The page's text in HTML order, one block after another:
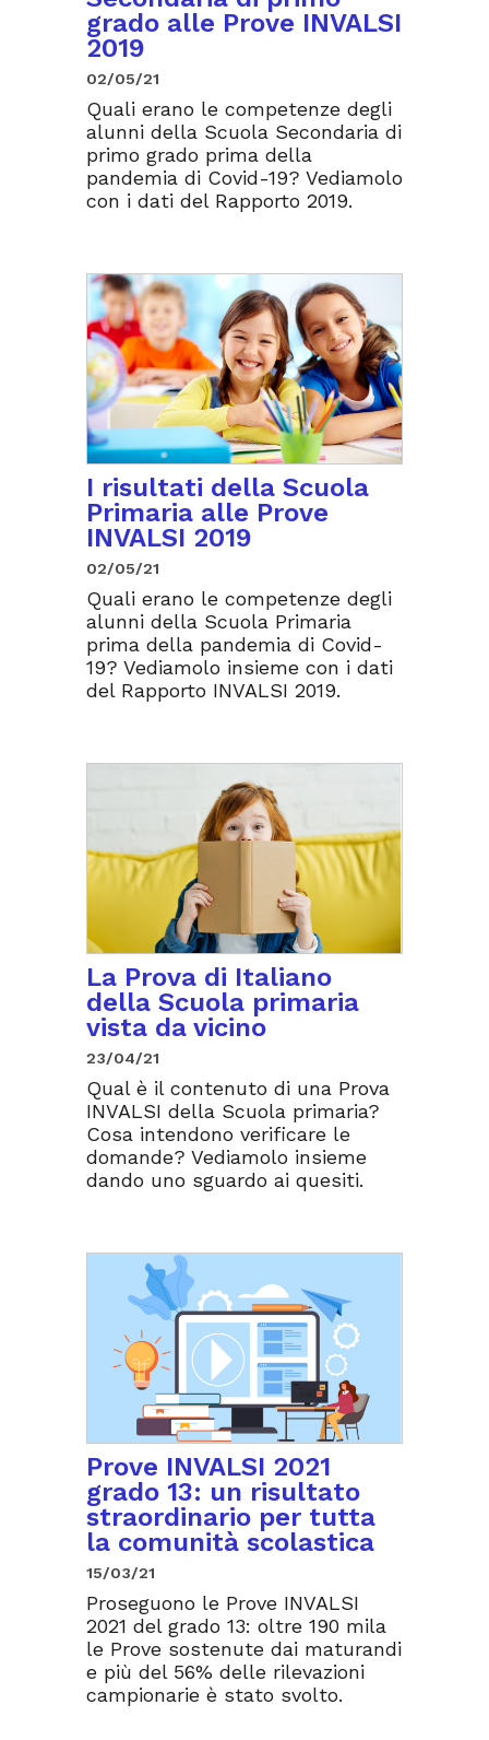
grado alle Prove INVALSI
2019
02/05/21
Quali erano le competenze degli
alunni della Scuola Secondaria di
primo grado prima della
pandemia di Covid-19? Vediamolo
con i dati del Rapporto 2019.
I risultati della Scuola
Primaria alle Prove
INVALSI 2019
02/05/21
Quali erano le competenze degli
alunni della Scuola Primaria
prima della pandemia di Covid-
19? Vediamolo insieme con i dati
del Rapporto INVALSI 2019.
La Prova di Italiano
della Scuola primaria
vista da vicino
23/04/21
Qual è il contenuto di una Prova
INVALSI della Scuola primaria?
Cosa intendono verificare le
domande? Vediamolo insieme
dando uno sguardo ai quesiti.
Prove INVALSI 2021
grado 13: un risultato
straordinario per tutta
la comunità scolastica
15/03/21
Proseguono le Prove INVALSI
2021 del grado 13: oltre 190 mila
le Prove sostenute dai maturandi
e più del 56% delle rilevazioni
campionarie è stato svolto.